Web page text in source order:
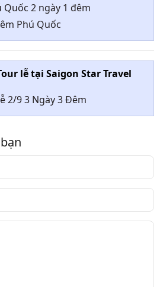
Quốc 2 ngày 1 đêm
Phú Quốc
lễ tại Saigon Star Travel
2/9 3 Ngày 3 Đêm